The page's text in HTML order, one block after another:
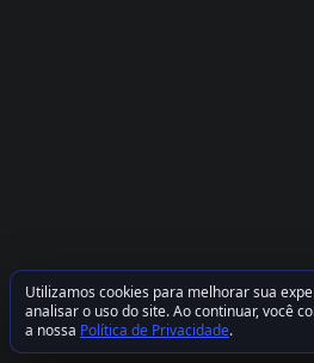
Utilizamos cookies para melhorar sua
analisar o uso do site. Ao continuar, você
a nossa Política de Privacidade.